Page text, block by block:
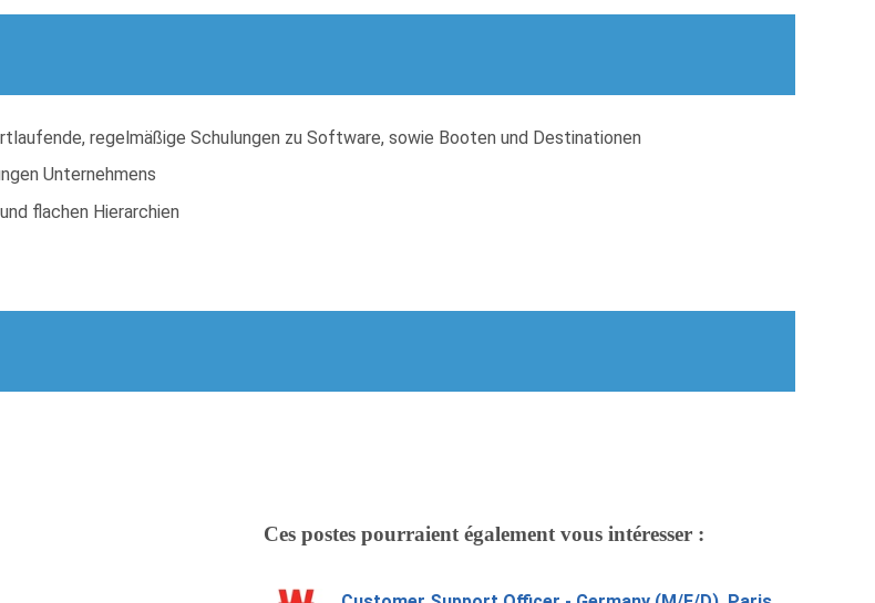
regelmäßige Schulungen zu Software, sowie Booten und Destinationen
Unternehmens
flachen Hierarchien
Ces postes pourraient également vous intéresser :